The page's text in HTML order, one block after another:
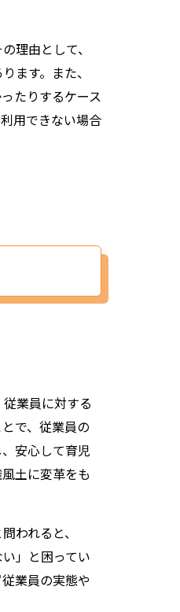
理由として、
ます。また、
たりするケース
用できない場合
業員に対する
で、従業員の
安心して育児
土に変革をも
われると、
」と困ってい
業員の実態や